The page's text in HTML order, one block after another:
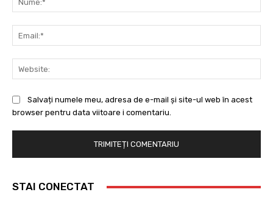
Salvați numele meu, adresa de e-mail și site-ul web în acest
browser pentru data viitoare i comentariu.
STAI CONECTAT